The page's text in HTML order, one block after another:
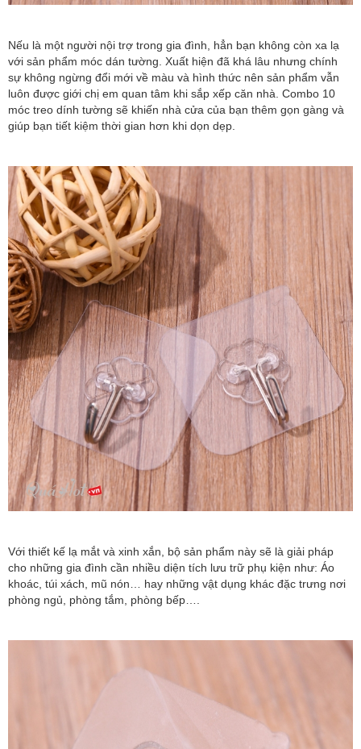
Nếu là một người nội trợ trong gia đình, hẳn bạn không còn xa lạ
với sản phẩm móc dán tường. Xuất hiện đã khá lâu nhưng chính
sự không ngừng đổi mới về màu và hình thức nên sản phẩm vẫn
luôn được giới chị em quan tâm khi sắp xếp căn nhà. Combo 10
móc treo dính tường sẽ khiến nhà cửa của bạn thêm gọn gàng và
giúp bạn tiết kiệm thời gian hơn khi dọn dẹp.
Với thiết kế lạ mắt và xinh xắn, bộ sản phẩm này sẽ là giải pháp
cho những gia đình cần nhiều diện tích lưu trữ phụ kiện như: Áo
khoác, túi xách, mũ nón… hay những vật dụng khác đặc trưng nơi
phòng ngủ, phòng tắm, phòng bếp….